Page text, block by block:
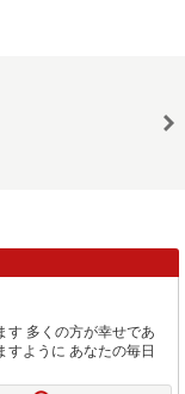
す 多くの方が幸せであ
ように あなたの毎日